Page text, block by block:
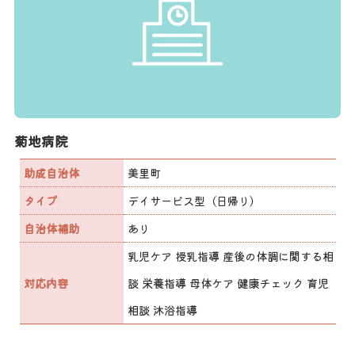
菊地病院
助成自治体
美里町
タイプ
デイサービス型（日帰り）
自治体補助
あり
対応内容
乳児ケア 授乳指導 産後の体調に関する相
談 栄養指導 母体ケア 健康チェック 育児
相談 沐浴指導